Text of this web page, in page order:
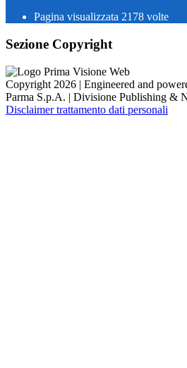
Pagina visualizzata 2178 volte
Sezione Copyright
Copyright 2026 | Engineered and
Parma S.p.A. | Divisione Publishing &
Disclaimer trattamento dati personali